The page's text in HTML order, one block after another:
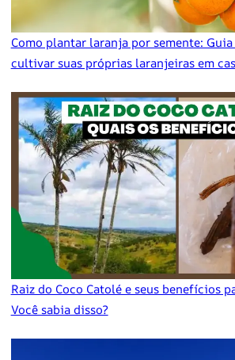
Como plantar laranja por semente:
cultivar suas próprias laranjeiras em
Raiz do Coco Catolé e seus benefícios
Você sabia disso?